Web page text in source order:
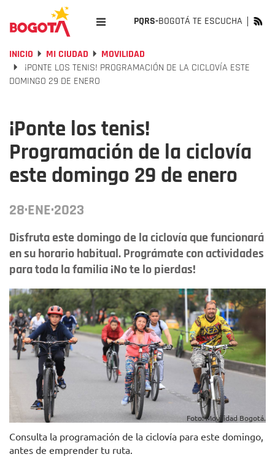
PQRS-BOGOTÁ TE ESCUCHA
INICIO MI CIUDAD
MOVILIDAD
¡PONTE LOS TENIS! PROGRAMACIÓN DE LA CICLOVÍA ESTE
DOMINGO 29 DE ENERO
¡Ponte los tenis!
Programación de la ciclovía
este domingo 29 de enero
28·ENE·2023
Disfruta este domingo de la ciclovía que funcionará
en su horario habitual. Prográmate con actividades
para toda la familia ¡No te lo pierdas!
Foto: Movilidad Bogotá.
Consulta la programación de la ciclovía para este domingo,
antes de emprender tu ruta.